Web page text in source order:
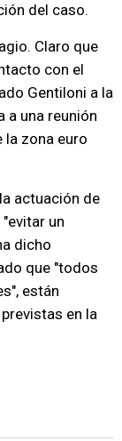
del caso.
Claro que
con el
Gentiloni a la
a una reunión
la zona euro
actuación de
un
dicho
que "todos
están
en la